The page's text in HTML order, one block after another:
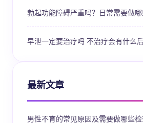
勃起功能障碍严重吗？日常需要做
早泄一定要治疗吗 不治疗会有什么
最新文章
男性不育的常见原因及需要做哪些